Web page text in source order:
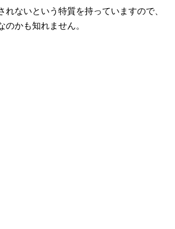
れないという特質を持っていますので、
のかも知れません。